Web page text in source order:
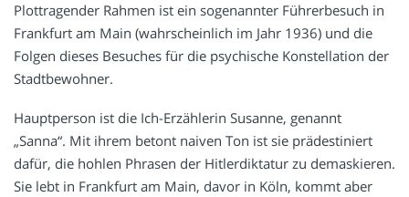
Plottragender Rahmen ist ein sogenannter Führerbesuch in
Frankfurt am Main (wahrscheinlich im Jahr 1936) und die
Folgen dieses Besuches für die psychische Konstellation der
Stadtbewohner.
Hauptperson ist die Ich-Erzählerin Susanne, genannt
„Sanna“. Mit ihrem betont naiven Ton ist sie prädestiniert
dafür, die hohlen Phrasen der Hitlerdiktatur zu demaskieren.
Sie lebt in Frankfurt am Main, davor in Köln, kommt aber